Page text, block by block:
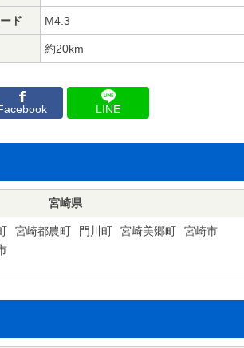
ド M4.3
約20km
LINE
宮崎県
宮崎都農町 門川町 宮崎美郷町
宮崎市